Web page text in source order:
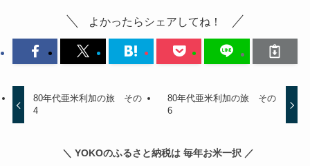
よかったらシェアしてね！
80年代亜米利加の旅 その
4
80年代亜米利加の旅 その
6
＼ YOKOのふるさと納税は 毎年お米一択 ／